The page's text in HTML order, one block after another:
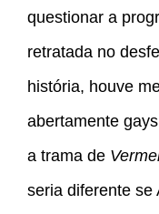
questionar a
retratada no
história, houve
abertamente
a trama de
seria diferente se